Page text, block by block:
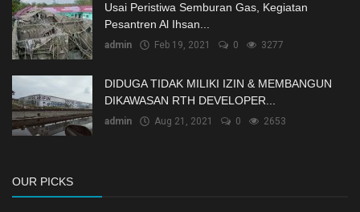
Usai Peristiwa Semburan Gas, Kegiatan
Pesantren Al Ihsan...
admin Feb 19, 2021 0 3277
DIDUGA TIDAK MILIKI IZIN & MEMBANGUN
DIKAWASAN RTH DEVELOPER...
admin Aug 21, 2021 0 2653
OUR PICKS